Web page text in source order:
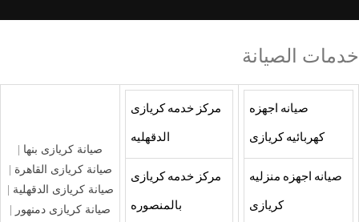
خدمات الصيانة
صيانه اجهزه
كهربائيه كريازى
صيانه اجهزه منزليه
كريازى
مركز خدمه كريازى
الدقهليه
مركز خدمه كريازى
بالمنصوره
صيانة كريازى بنها
صيانة كريازى القاهرة
صيانة كريازى الدقهلية
صيانة كريازى دمنهور